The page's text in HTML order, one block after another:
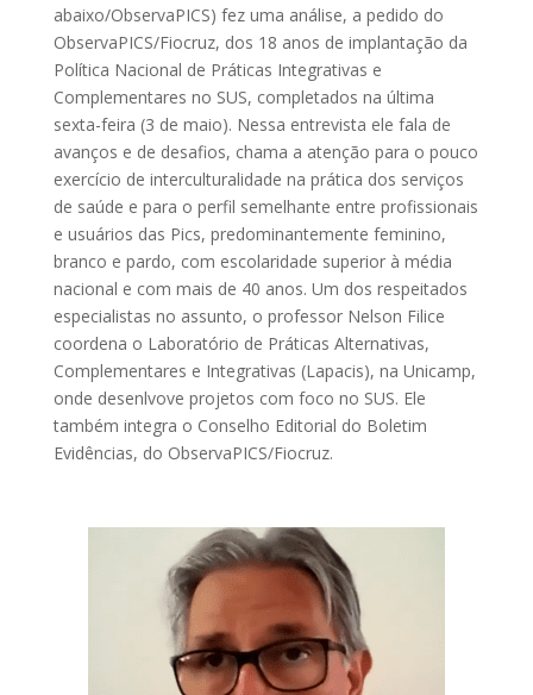
abaixo/ObservaPICS) fez uma análise, a pedido do
ObservaPICS/Fiocruz, dos 18 anos de implantação da
Política Nacional de Práticas Integrativas e
Complementares no SUS, completados na última
sexta-feira (3 de maio). Nessa entrevista ele fala de
avanços e de desafios, chama a atenção para o pouco
exercício de interculturalidade na prática dos serviços
de saúde e para o perfil semelhante entre profissionais
e usuários das Pics, predominantemente feminino,
branco e pardo, com escolaridade superior à média
nacional e com mais de 40 anos. Um dos respeitados
especialistas no assunto, o professor Nelson Filice
coordena o Laboratório de Práticas Alternativas,
Complementares e Integrativas (Lapacis), na Unicamp,
onde desenlvove projetos com foco no SUS. Ele
também integra o Conselho Editorial do Boletim
Evidências, do ObservaPICS/Fiocruz.